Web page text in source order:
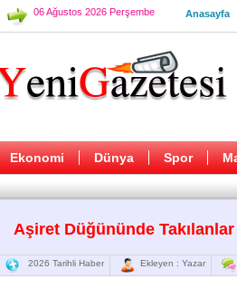
06 Ağustos 2026 Perşembe Anasayfa
Ekonomi Dünya Spor
Aşiret Düğününde Takılanlar
2026 Tarihli Haber Ekleyen : Yazar